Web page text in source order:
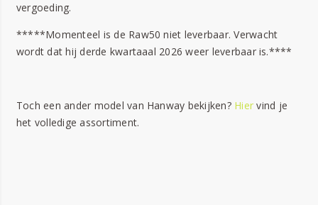
vergoeding.
*****Momenteel is de Raw50 niet leverbaar. Verwacht
wordt dat hij derde kwartaaal 2026 weer leverbaar is.****
Toch een ander model van Hanway bekijken? Hier vind je
het volledige assortiment.